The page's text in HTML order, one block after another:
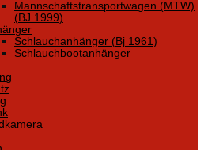
Mannschaftstransportwagen (MTW)
(BJ 1999)
Schlauchanhänger (Bj 1961)
Schlauchbootanhänger